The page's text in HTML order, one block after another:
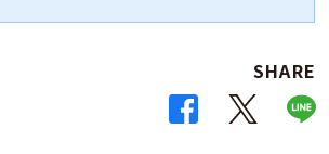
SHARE